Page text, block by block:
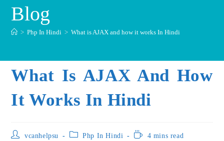
Blog
> Php In Hindi > What is AJAX and how it works In Hindi
What Is AJAX And How
It Works In Hindi
vcanhelpsu Php In Hindi 4 mins read